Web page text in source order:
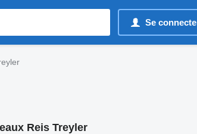
Se
Reis Treyler